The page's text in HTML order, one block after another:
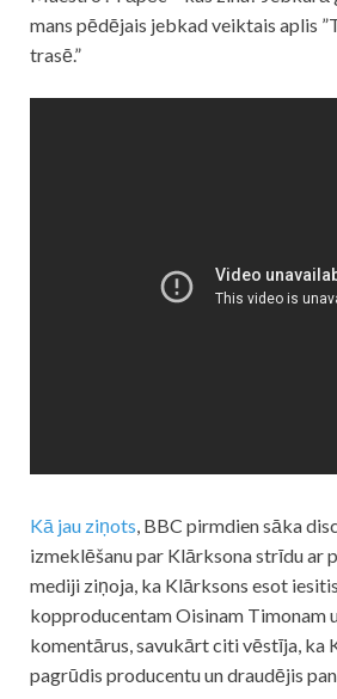
mans pēdējais jebkad veiktais aplis
trasē.”
Kā jau ziņots, BBC pirmdien sāka
izmeklēšanu par Klārksonastrīdu ar
mediji ziņoja, ka Klārksons esot
kopproducentam Oisinam Timonam
komentārus, savukārt citi vēstīja, ka
pagrūdis producentu un draudējis